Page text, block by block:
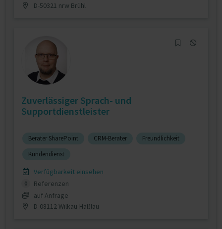
D-50321 nrw Brühl
Zuverlässiger Sprach- und
Supportdienstleister
Berater SharePoint CRM-Berater
Freundlichkeit
Kundendienst
Verfügbarkeit einsehen
0
Referenzen
auf Anfrage
D-08112 Wilkau-Haßlau